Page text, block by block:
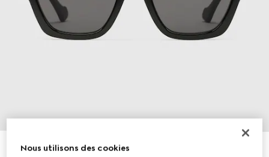
Lunettes de soleil à monture œil-de-chat
Nous utilisons des cookies